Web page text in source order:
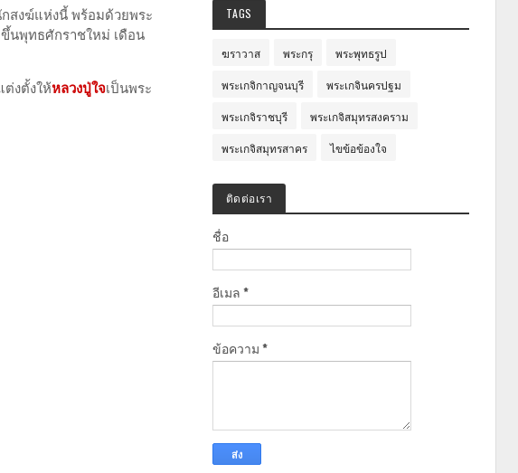
สงฆ์แห่งนี้ พร้อมด้วยพระ
นพุทธศักราชใหม่ เดือน
ต่งตั้งให้หลวงปู่ใจเป็นพระ
TAGS
ฆราวาส พระกรุ พระพุทธรูป
พระเกจิกาญจนบุรี พระเกจินครปฐม
พระเกจิราชบุรี พระเกจิสมุทรสงคราม
พระเกจิสมุทรสาคร ไขข้อข้องใจ
ติดต่อเรา
ชื่อ
อีเมล*
ข้อความ*